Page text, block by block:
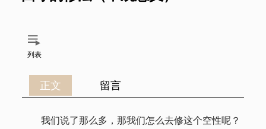
列表
正文 留言
我们说了那么多，那我们怎么去修这个空性呢？